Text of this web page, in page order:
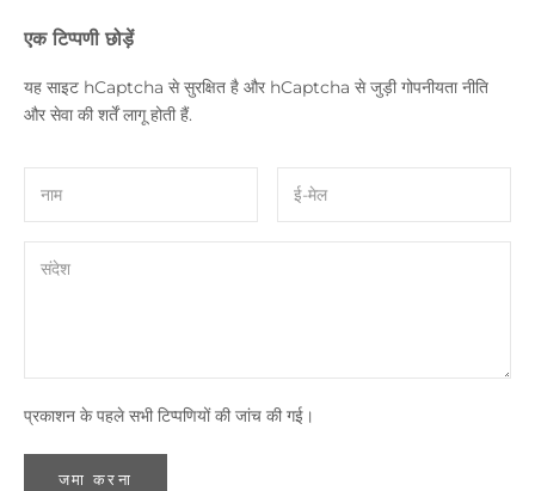
एक टिप्पणी छोड़ें
यह साइट hCaptcha से सुरक्षित है और hCaptcha से जुड़ीगोपनीयता नीति
और सेवा की शर्तेंलागू होती हैं.
प्रकाशन के पहले सभी टिप्पणियों की जांच की गई।
जमा करना